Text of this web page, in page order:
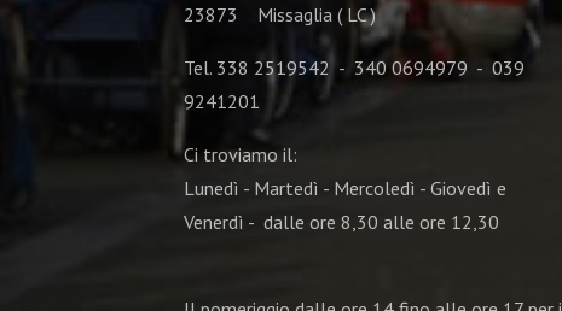
23873 Missaglia ( LC )
Tel. 338 2519542 - 340 0694979 - 039
9241201
Ci troviamo il:
Lunedì - Martedì - Mercoledì - Giovedì e
Venerdì - dalle ore 8,30 alle ore 12,30